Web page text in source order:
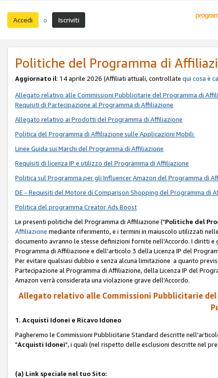
Accedi o Iscriviti
Politiche del Programma di
Aggiornato il: 14 aprile 2026 (Affiliati attuali, controllate qui cosa è
Allegato relativo alle Commissioni Pubblicitarie del Programma di
Requisiti di Partecipazione al Programma di Affiliazione
Allegato relativo ai Prodotti del Programma di Affiliazione
Politica del Programma di Affiliazione sulle Applicazioni Mobili
Linee Guida sui Marchi del Programma di Affiliazione
Requisiti di licenza IP e utilizzo del Programma di Affiliazione
Politica sul Programma per gli Influencer Amazon del Programma di
DE - Requisiti del Motore di Comparison Shopping del Programma di
Politica del programma Creator Ads Boost
Le presenti politiche del Programma di Affiliazione ("Politiche del
Affiliazione mediante riferimento, e i termini in maiuscolo utilizzati
documento avranno le stesse definizioni fornite nell'Accordo. I diritti
Programma di Affiliazione e dell'articolo 3 della Licenza IP del
Per evitare qualsiasi dubbio e senza alcuna limitazione a quanto
Partecipazione al Programma di Affiliazione, della Licenza IP del
Amazon verrà considerata una violazione grave dell'Accordo.
Allegato relativo alle Commissioni Pubblicitarie
1. Acquisti Idonei e Ricavo Idoneo
Pagheremo le Commissioni Pubblicitarie Standard descritte
"Acquisti Idonei", i quali (nel rispetto delle esclusioni descritte nel
(a) Link speciale nel tuo Sito: